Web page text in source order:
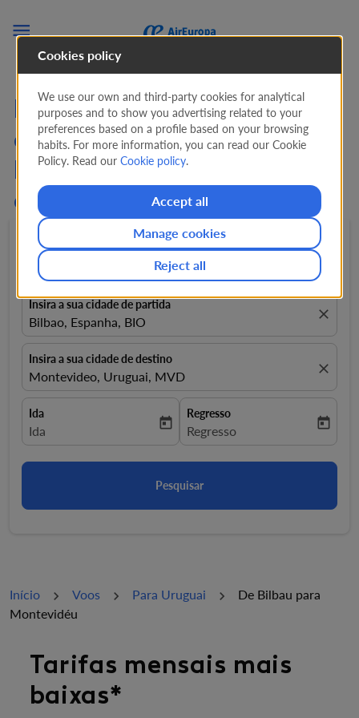

Procure Ofertas em Voos
de Bilbau para
Montevidéu (BIO - MVD)
de
983 EUR
Ida e volta 1 Passageiro expand_more
Insira a sua cidade de partida
Bilbao, Espanha, BIO close
Insira a sua cidade de destino
Montevideo, Uruguai, MVD close
Ida
fc-booking-departure-date-aria-label
Ida today
Regresso
fc-booking-return-date-aria-
Regresso today
Pesquisar
Início Voos Para Uruguai
De Bilbau para
Montevidéu
Tarifas mensais mais
baixas*
Cookies policy
We use our own and third-party cookies for analytical
purposes and to show you advertising related to your
preferences based on a profile based on your browsing
habits. For more information, you can read our Cookie
Policy. Read ourCookie policy.
Accept all
Reject all
Manage cookies